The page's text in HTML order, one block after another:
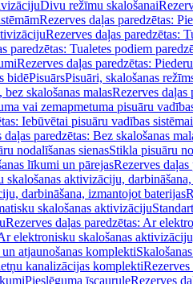
Divu režīmu skalošanai
Rezerves daļas paredzētas:
Rezerves daļas paredzētas:
paredzētas: Tualetes podiem
Rezerves daļas paredzētas:
bidēPisuārsPisuāri, skalošanas
skalošanas malasRezerves daļas
vai zemapmetuma pisuāru
Iebūvētai pisuāru vadības sistēmai
daļas paredzētas: Bez skalošanas
nodalīšanas sienasStikla pisuāru
līkumi un pārejasRezerves
skalošanas aktivizāciju,
darbināšana, izmantojot baterijas
skalošanas aktivizāciju
Rezerves daļas paredzētas: Ar
elektronisku skalošanas
atjaunošanas komplekti
kanalizācijas komplekti
Pieslēguma īscauruleRezerves